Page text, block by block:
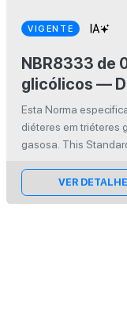
VIGENTE
NBR8333 de 04/2020 - Triéteres
glicólicos —
diéteres por
gasosa
Esta Norma
diéteres em triéteres
gasosa. This
chromatography...
VER